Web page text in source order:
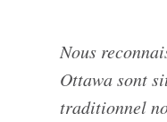
Nous
Ottawa sont
traditionnel